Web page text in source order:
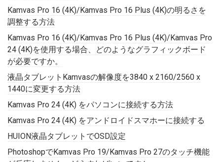
Kamvas Pro 16 (4K)/Kamvas Pro 16 Plus (4K)の明るさを
調整する方法
Kamvas Pro 16 (4K)/Kamvas Pro 16 Plus (4K)/Kamvas Pro
24 (4K)を使用する場合、どのようなグラフィックボード
が必要ですか。
液晶タブレットKamvasの解像度を3840 x 2160/2560 x
1440に変更する方法
Kamvas Pro 24 (4K) をパソコンに接続する方法
Kamvas Pro 24 (4K) をアンドロイドスマホーに接続する
HUION液晶タブレットでOSD設定
PhotoshopでKamvas Pro 19/Kamvas Pro 27のタッチ機能